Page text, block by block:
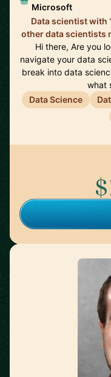
Microsoft
Data scientist with
other data scientists
Hi there, Are you
navigate your data
break into data
what
Data Science